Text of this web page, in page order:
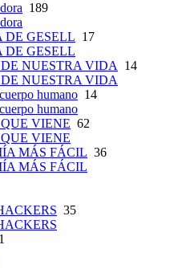
189
GESELL 17
GESELL
NUESTRA VIDA
14
NUESTRA VIDA
humano 14
humano
VIENE 62
VIENE
MÁS FÁCIL 36
MÁS FÁCIL
35